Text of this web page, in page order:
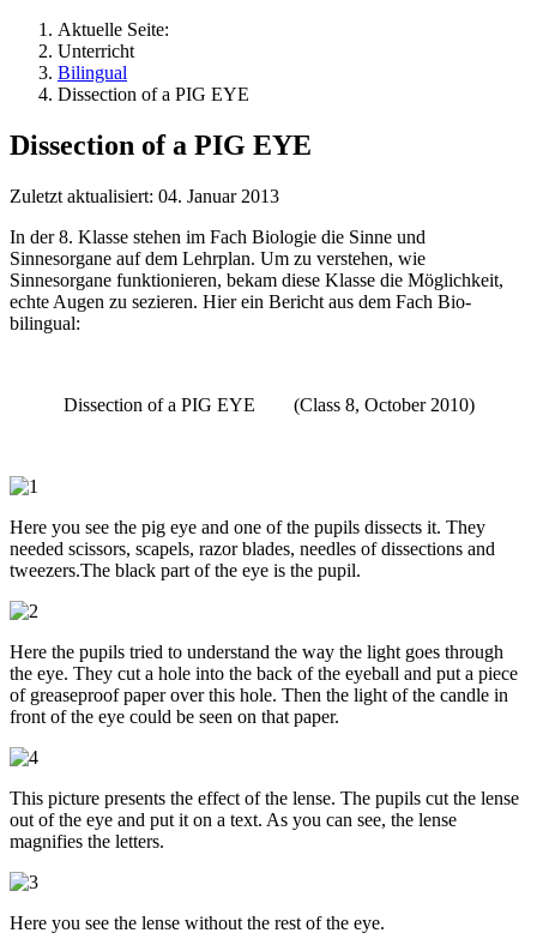
Aktuelle Seite:
Unterricht
Bilingual
Dissection of a PIG EYE
Dissection of a PIG EYE
Zuletzt aktualisiert: 04. Januar 2013
In der 8. Klasse stehen im Fach Biologie die Sinne und
Sinnesorgane auf dem Lehrplan. Um zu verstehen, wie
Sinnesorgane funktionieren, bekam diese Klasse die Möglichkeit,
echte Augen zu sezieren. Hier ein Bericht aus dem Fach Bio-
bilingual:
Dissection of a PIG EYE (Class 8, October 2010)
Here you see the pig eye and one of the pupils dissects it. They
needed scissors, scapels, razor blades, needles of dissections and
tweezers.The black part of the eye is the pupil.
Here the pupils tried to understand the way the light goes through
the eye. They cut a hole into the back of the eyeball and put a piece
of greaseproof paper over this hole. Then the light of the candle in
front of the eye could be seen on that paper.
This picture presents the effect of the lense. The pupils cut the lense
out of the eye and put it on a text. As you can see, the lense
magnifies the letters.
Here you see the lense without the rest of the eye.